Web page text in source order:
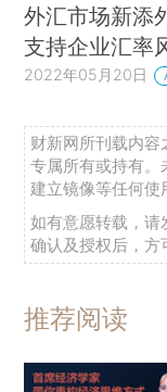
外汇市场新添
支持企业汇率
2022年05月20日
财新网所刊载内容
专属所有或持有。
建立镜像等任何使
如有意愿转载，请
确认及授权后，方
推荐阅读